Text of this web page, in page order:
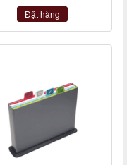
Đặt hàng